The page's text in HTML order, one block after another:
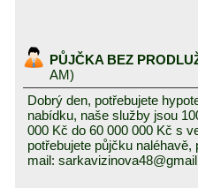
PŮJČKA BEZ
AM)
Dobrý den, potřebujete
nabídku, naše služby jsou
000 Kč do 60 000 000 Kč s
potřebujete půjčku
mail: